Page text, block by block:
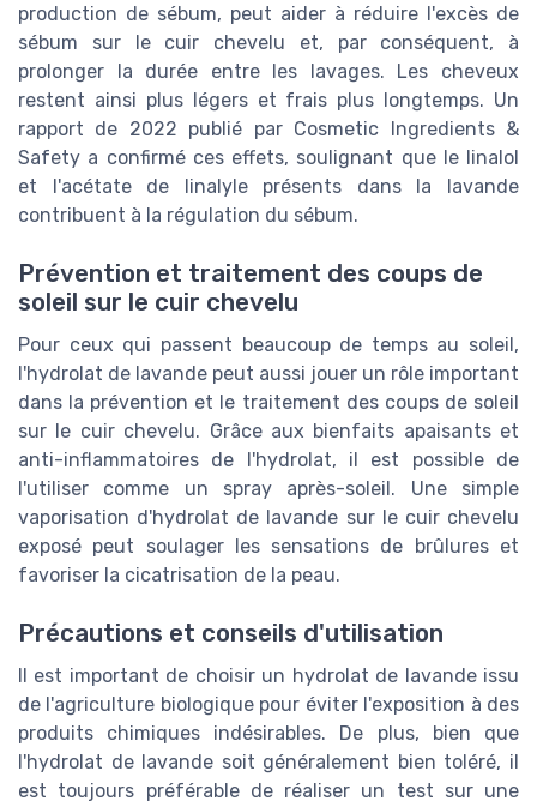
production de sébum, peut aider à réduire l'excès de
sébum sur le cuir chevelu et, par conséquent, à
prolonger la durée entre les lavages. Les cheveux
restent ainsi plus légers et frais plus longtemps. Un
rapport de 2022 publié par Cosmetic Ingredients &
Safety a confirmé ces effets, soulignant que le linalol
et l'acétate de linalyle présents dans la lavande
contribuent à la régulation du sébum.
Prévention et traitement des coups de
soleil sur le cuir chevelu
Pour ceux qui passent beaucoup de temps au soleil,
l'hydrolat de lavande peut aussi jouer un rôle important
dans la prévention et le traitement des coups de soleil
sur le cuir chevelu. Grâce aux bienfaits apaisants et
anti-inflammatoires de l'hydrolat, il est possible de
l'utiliser comme un spray après-soleil. Une simple
vaporisation d'hydrolat de lavande sur le cuir chevelu
exposé peut soulager les sensations de brûlures et
favoriser la cicatrisation de la peau.
Précautions et conseils d'utilisation
Il est important de choisir un hydrolat de lavande issu
de l'agriculture biologique pour éviter l'exposition à des
produits chimiques indésirables. De plus, bien que
l'hydrolat de lavande soit généralement bien toléré, il
est toujours préférable de réaliser un test sur une